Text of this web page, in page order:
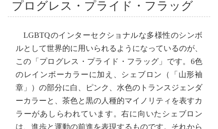
プログレス・プライド・フラッグ
LGBTQのインターセクショナルな多様性のシンボ
ルとして世界的に用いられるようになっているのが、
この「プログレス・プライド・フラッグ」です。6色
のレインボーカラーに加え、シェブロン（「山形袖
章」）の部分に白、ピンク、水色のトランスジェンダ
ーカラーと、茶色と黒の人種的マイノリティを表すカ
ラーがあしらわれています。右に向いたシェブロン
は、進歩と運動の前進を表現するものです。それから